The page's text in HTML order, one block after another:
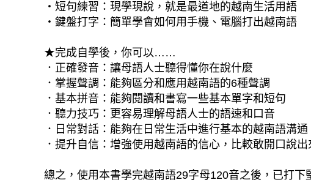
‧短句練習：現學現說，就是最道地的越南生活用語
‧鍵盤打字：簡單學會如何用手機、電腦打出越南語
★完成自學後，你可以……
．正確發音：讓母語人士聽得懂你在說什麼
．掌握聲調：能夠區分和應用越南語的6種聲調
．基本拼音：能夠閱讀和書寫一些基本單字和短句
．聽力技巧：更容易理解母語人士的語速和口音
．日常對話：能夠在日常生活中進行基本的越南語溝通
．提升自信：增強使用越南語的信心，比較敢開口說出
總之，使用本書學完越南語29字母120音之後，已打